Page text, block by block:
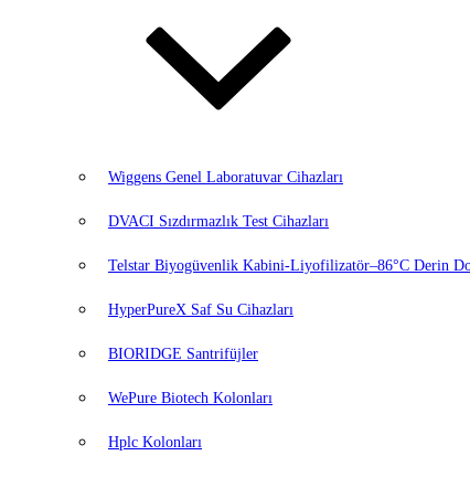
Wiggens Genel Laboratuvar Cihazları
DVACI Sızdırmazlık Test Cihazları
Telstar Biyogüvenlik Kabini-Liyofilizatör–86°C Derin
HyperPureX Saf Su Cihazları
BIORIDGE Santrifüjler
WePure Biotech Kolonları
Hplc Kolonları